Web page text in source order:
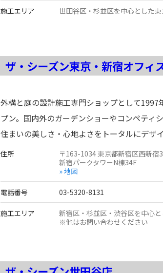
施工エリア 世田谷区・杉並区を中心とした東
ザ・シーズン東京・新宿オフィ
外構と庭の設計施工専門ショップとして1997
プン。国内外のガーデンショーやコンペティ
住まいの美しさ・心地よさをトータルにデザ
住所 〒163-1034東京都新宿区西新宿
新宿パークタワーN棟34F
» 地図
電話番号 03-5320-8131
施工エリア
新宿区・杉並区・渋谷区を中心
※他はお問い合わせください